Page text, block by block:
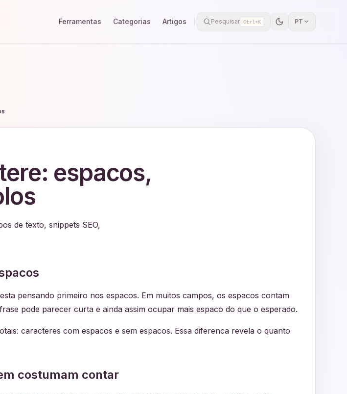
Ferramentas Categorias Artigos Pesquisar Ctrl+K PT
espacos,
de texto, snippets SEO,
pensando primeiro nos espacos. Em muitos campos, os espacos contam
pode parecer curta e ainda assim ocupar mais espaco do que o esperado.
caracteres com espacos e sem espacos. Essa diferenca revela o quanto
costumam contar